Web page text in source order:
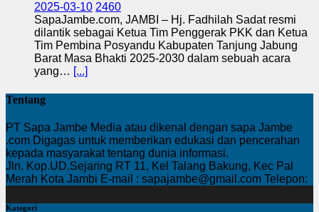
2025-03-10 2460
SapaJambe.com, JAMBI – Hj. Fadhilah Sadat resmi
dilantik sebagai Ketua Tim Penggerak PKK dan Ketua
Tim Pembina Posyandu Kabupaten Tanjung Jabung
Barat Masa Bhakti 2025-2030 dalam sebuah acara
yang… [...]
Tentang
PT Sapa Jambe Media atau dikenal dengan sapa Jambe
.com Digagas untuk memberikan edukasi dan pencerahan
kepada masyarakat tentang dunia informasi.
Jln. Kop.UD.Sejaring RT 11, Kel Talang Bakung, Kec Pal
Merah Kota Jambi E-mail : sapajambe@gmail.com Telepon:
Kategori